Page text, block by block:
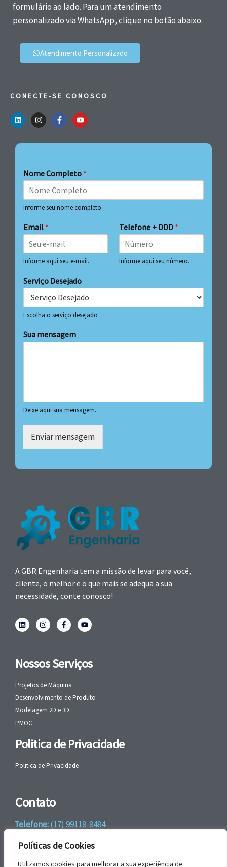
Políticas de Cookies
Utilizamos cookies para melhorar a sua experiência de
formulário ao lado. Para um atendimento
personalizado via WhatsApp, clique no botão abaixo.
Atendimento Personalizado
CONECTE-SE CONOSCO
Nome Completo *
Informe seu nome completo.
Email *
Informe aqui seu e-mail.
Telefone + DDD *
Informe aqui seu número.
Serviço Desejado
Escolha o serviço desejado
Sua mensagem
Deixe aqui sua mensagem.
Enviar mensagem
A GBR Engenharia tem a missão de levar para você,
cliente, o melhor e o que mais se adequa a sua
necessidade, conte conosco!
Nossos Serviços
Projetos de Máquina
Desenvolvimento de Produto
Modelagem 2D e 3D
PMOC
Politica de Privacidade
Politica de Privacidade
Contato
Telefone:(17) 99118-8484
WhatsApp:+55 (17) 99118-8484
email:faleconosco@gbrengenharia.com